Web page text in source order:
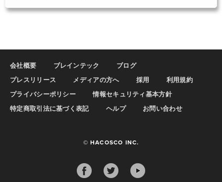
会社概要 ブレインテック
ブログ
プレスリリース
メディアの方へ 採用
利用規約
プライバシーポリシー
情報セキュリティ基本方針
特定商取引法に基づく表記
ヘルプ お問い合わせ
© HACOSCO INC.